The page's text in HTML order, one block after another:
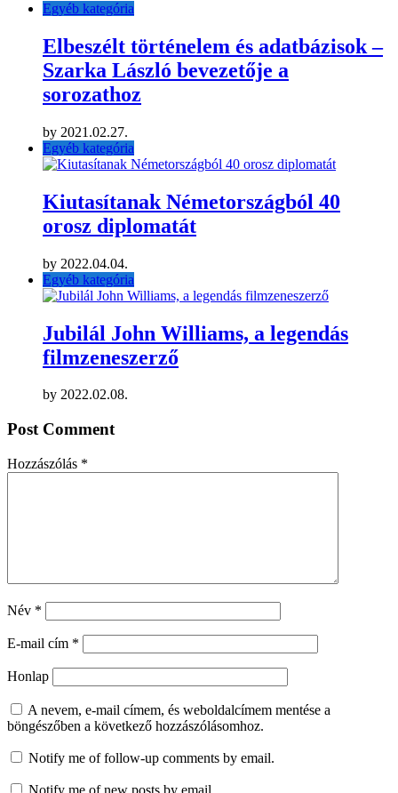
Egyéb kategória
Elbeszélt történelem és adatbázisok –
Szarka László bevezetője a
sorozathoz
by 2021.02.27.
Egyéb kategória
Kiutasítanak Németországból 40
orosz diplomatát
by 2022.04.04.
Egyéb kategória
Jubilál John Williams, a legendás
filmzeneszerző
by 2022.02.08.
Post Comment
Hozzászólás *
Név *
E-mail cím *
Honlap
A nevem, e-mail címem, és weboldalcímem mentése a
böngészőben a következő hozzászólásomhoz.
Notify me of follow-up comments by email.
Notify me of new posts by email.